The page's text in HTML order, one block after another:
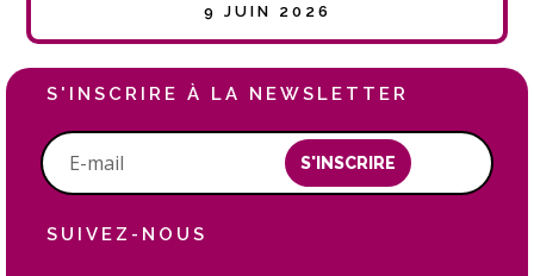
9 JUIN 2026
S'INSCRIRE À LA NEWSLETTER
S'INSCRIRE
SUIVEZ-NOUS